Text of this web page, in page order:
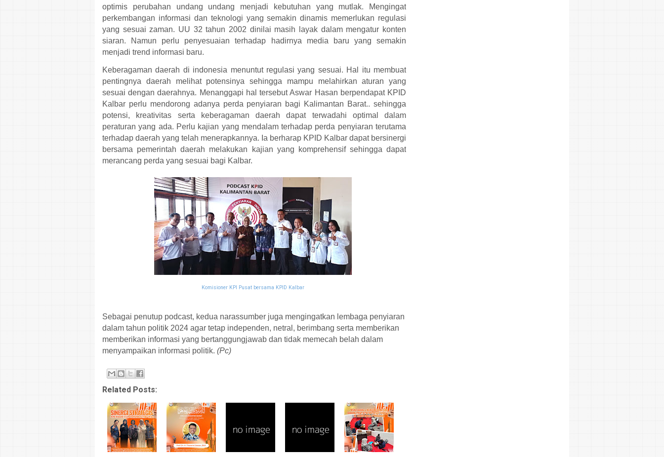
optimis perubahan undang undang menjadi kebutuhan yang mutlak. Mengingat
perkembangan informasi dan teknologi yang semakin dinamis memerlukan regulasi
yang sesuai zaman. UU 32 tahun 2002 dinilai masih layak dalam mengatur konten
siaran. Namun perlu penyesuaian terhadap hadirnya media baru yang semakin
menjadi trend informasi baru.
Keberagaman daerah di indonesia menuntut regulasi yang sesuai. Hal itu membuat
pentingnya daerah melihat potensinya sehingga mampu melahirkan aturan yang
sesuai dengan daerahnya. Menanggapi hal tersebut Aswar Hasan berpendapat KPID
Kalbar perlu mendorong adanya perda penyiaran bagi Kalimantan Barat.. sehingga
potensi, kreativitas serta keberagaman daerah dapat terwadahi optimal dalam
peraturan yang ada. Perlu kajian yang mendalam terhadap perda penyiaran terutama
terhadap daerah yang telah menerapkannya. Ia berharap KPID Kalbar dapat bersinergi
bersama pemerintah daerah melakukan kajian yang komprehensif sehingga dapat
merancang perda yang sesuai bagi Kalbar.
Komisioner KPI Pusat bersama KPID Kalbar
Sebagai penutup podcast, kedua narassumber juga mengingatkan lembaga penyiaran
dalam tahun politik 2024 agar tetap independen, netral, berimbang serta memberikan
memberikan informasi yang bertanggungjawab dan tidak memecah belah dalam
menyampaikan informasi politik. (Pc)
Related Posts: